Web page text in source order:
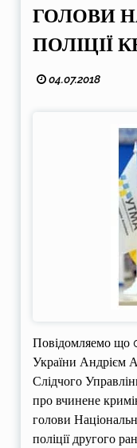
ГОЛОВИ
ПОЛІЦІЇ
04.07.2018
Повідомляемо що
України Андрієм
Слідчого
про вчинене
голови
поліції другого